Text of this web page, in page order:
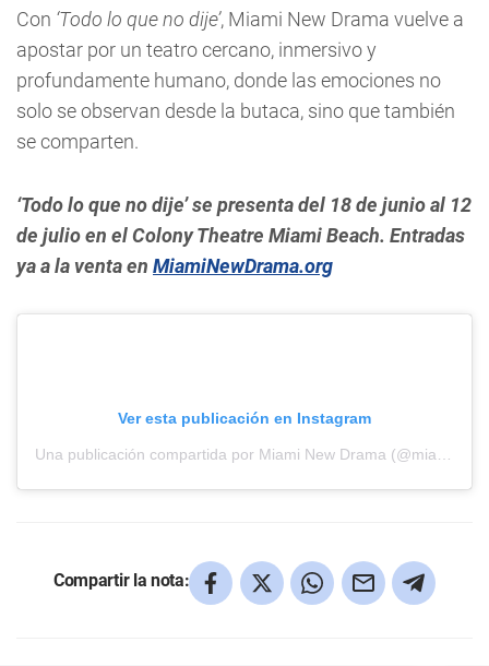
Con ‘Todo lo que no dije’, Miami New Drama vuelve a
apostar por un teatro cercano, inmersivo y
profundamente humano, donde las emociones no
solo se observan desde la butaca, sino que también
se comparten.
‘Todo lo que no dije’ se presenta del 18 de junio al 12
de julio en el Colony Theatre Miami Beach. Entradas
ya a la venta en MiamiNewDrama.org
Ver esta publicación en Instagram
Compartir la nota: